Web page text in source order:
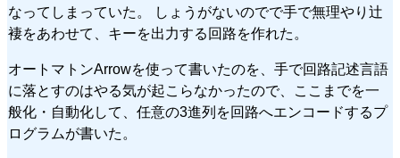
なってしまっていた。 しょうがないのでで手で無理やり辻
褄をあわせて、キーを出力する回路を作れた。
オートマトンArrowを使って書いたのを、手で回路記述言語
に落とすのはやる気が起こらなかったので、ここまでを一
般化・自動化して、任意の3進列を回路へエンコードするプ
ログラムが書いた。